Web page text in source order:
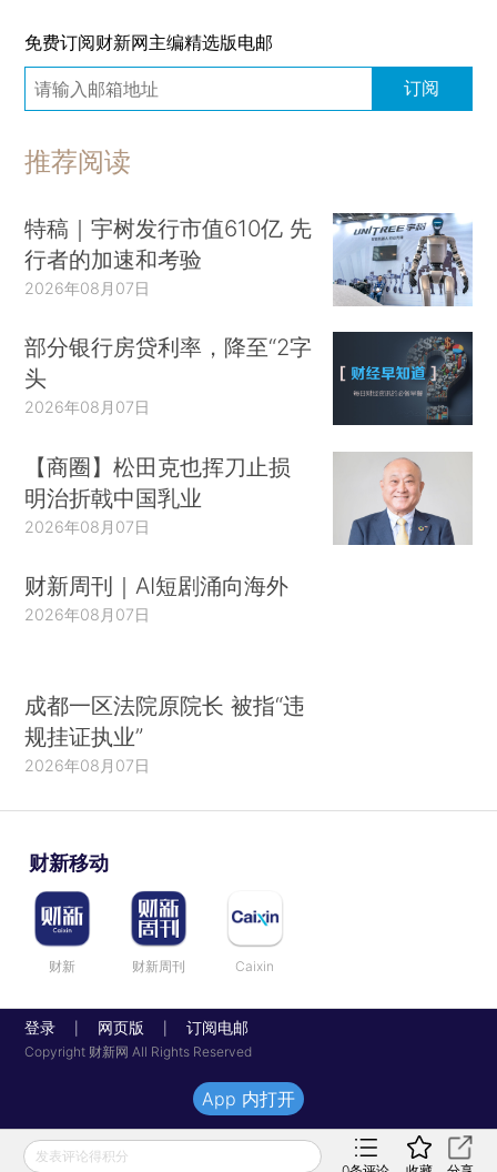
免费订阅财新网主编精选版电邮
订阅
推荐阅读
特稿｜宇树发行市值610亿 先
行者的加速和考验
2026年08月07日
部分银行房贷利率，降至“2字
头
2026年08月07日
【商圈】松田克也挥刀止损
明治折戟中国乳业
2026年08月07日
财新周刊｜AI短剧涌向海外
2026年08月07日
成都一区法院原院长 被指“违
规挂证执业”
2026年08月07日
财新移动
财新 财新周刊 Caixin
登录 网页版 订阅电邮
Copyright 财新网 All Rights Reserved
发表评论得积分
App 内打开